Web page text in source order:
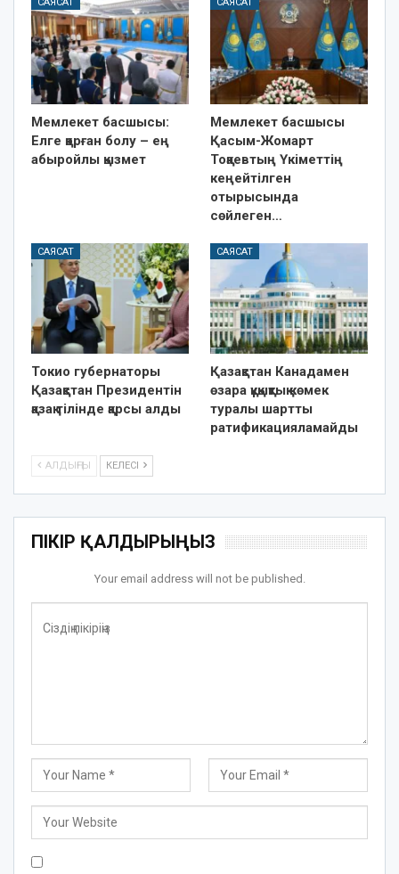
Мемлекет басшысы:
Елге қорған болу – ең
абыройлы қызмет
Мемлекет басшысы
Қасым-Жомарт
Тоқаевтың Үкіметтің
кеңейтілген
отырысында
сөйлеген…
САЯСАТ
Токио губернаторы
Қазақстан Президентін
қазақ тілінде қарсы алды
САЯСАТ
Қазақстан Канадамен
өзара құқықтық көмек
туралы шартты
ратификацияламайды
АЛДЫҢҒЫ КЕЛЕСІ
ПІКІР ҚАЛДЫРЫҢЫЗ
Your email address will not be published.